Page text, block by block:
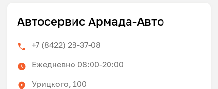
Автосервис Армада-Авто
+7 (8422) 28-37-08
Ежедневно 08:00-20:00
Урицкого, 100